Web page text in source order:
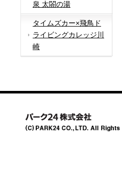
泉 太閤の湯
タイムズカー×飛鳥ド
ライビングカレッジ川
崎